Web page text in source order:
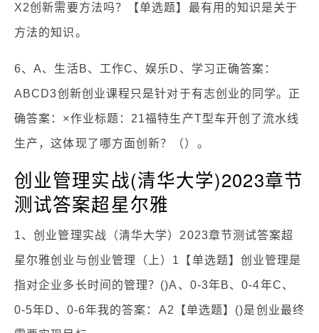
X2创新需要方法吗？【单选题】最有用的知识是关于
方法的知识。
6、A、生活B、工作C、娱乐D、学习正确答案：
ABCD3创新创业课程只是针对于有志创业的同学。正
确答案：×作业标题：21福特生产T型车开创了流水线
生产，这体现了哪方面创新？（）。
创业管理实战(清华大学)2023章节
测试答案超星尔雅
1、创业管理实战（清华大学）2023章节测试答案超
星尔雅创业与创业管理（上）1【单选题】创业管理是
指对企业多长时间的管理？()A、0-3年B、0-4年C、
0-5年D、0-6年我的答案：A2【单选题】()是创业最终